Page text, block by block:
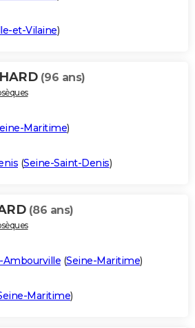
et-Vilaine)
(96 ans)
Maritime)
(Seine-Saint-Denis)
(86 ans)
Ambourville (Seine-Maritime)
Maritime)